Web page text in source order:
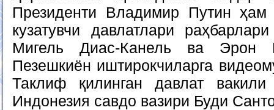
Президенти Владимир Путин
кузатувчи давлатлари
Мигель Диас-Канель ва Эрон
Пезешкиён иштирокчиларга
Таклиф қилинган давлат
Индонезия савдо вазири Буди